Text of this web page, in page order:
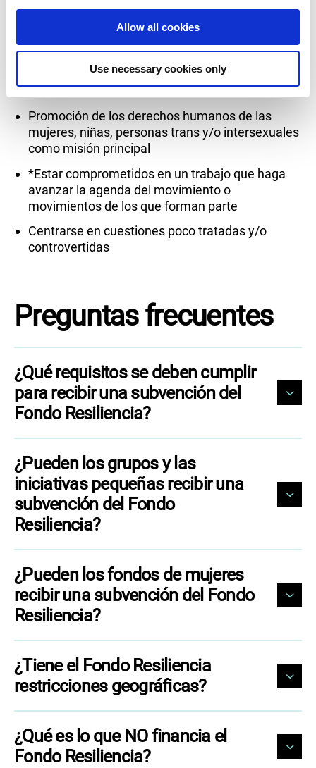
Allow all cookies
Use necessary cookies only
intersexuales
Autodirigidos por las mujeres, niñas, personas
trans y/o intersexuales a las que sirven
Impulsar cambios estructurales y
fundamentales
Promoción de los derechos humanos de las
mujeres, niñas, personas trans y/o intersexuales
como misión principal
*Estar comprometidos en un trabajo que haga
avanzar la agenda del movimiento o
movimientos de los que forman parte
Centrarse en cuestiones poco tratadas y/o
controvertidas
Preguntas frecuentes
¿Qué requisitos se deben cumplir
para recibir una subvención del
Fondo Resiliencia?
¿Pueden los grupos y las
iniciativas pequeñas recibir una
subvención del Fondo
Resiliencia?
¿Pueden los fondos de mujeres
recibir una subvención del Fondo
Resiliencia?
¿Tiene el Fondo Resiliencia
restricciones geográficas?
¿Qué es lo que NO financia el
Fondo Resiliencia?